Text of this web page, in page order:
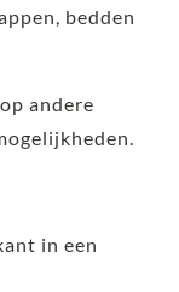
bedden
andere
in een